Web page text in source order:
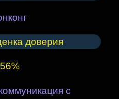
доверия
56%
с